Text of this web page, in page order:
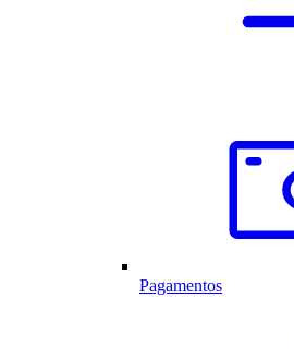
Pagamentos